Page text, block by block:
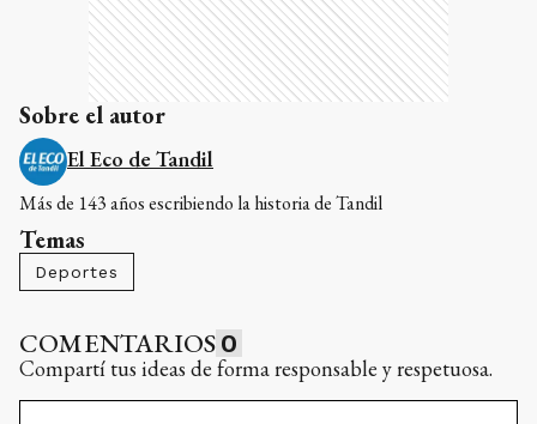
Sobre el autor
El Eco de Tandil
Más de 143 años escribiendo la historia de Tandil
Temas
Deportes
COMENTARIOS 0
Compartí tus ideas de forma responsable y respetuosa.